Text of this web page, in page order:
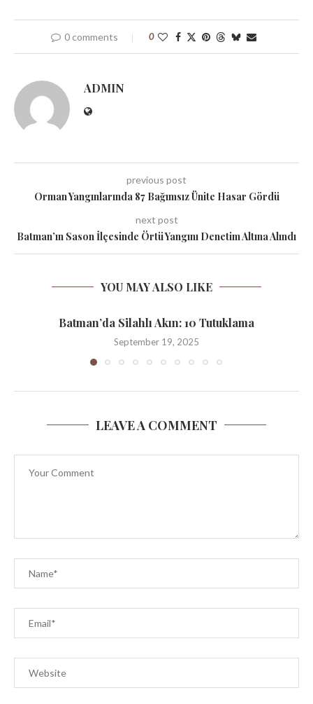
0 comments 0
ADMIN
previous post
Orman Yangınlarında 87 Bağımsız Ünite Hasar Gördü
next post
Batman’ın Sason İlçesinde Örtü Yangını Denetim Altına Alındı
YOU MAY ALSO LIKE
Batman’da Silahlı Akın: 10 Tutuklama
September 19, 2025
LEAVE A COMMENT